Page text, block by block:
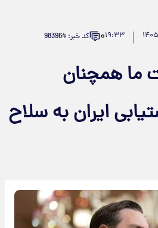
۱۹:۳۳۰ کد خبر: 983964
ما همچنان
ایران به سلاح